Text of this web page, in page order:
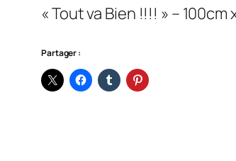
« Tout va Bien !!!! » –
Partager :